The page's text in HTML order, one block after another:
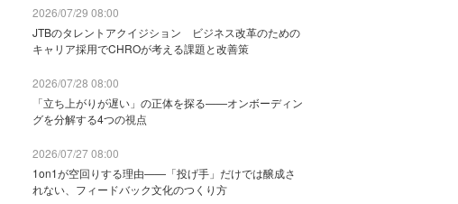
2026/07/29 08:00
JTBのタレントアクイジション ビジネス改革のための
キャリア採用でCHROが考える課題と改善策
2026/07/28 08:00
「立ち上がりが遅い」の正体を探る——オンボーディン
グを分解する4つの視点
2026/07/27 08:00
1on1が空回りする理由——「投げ手」だけでは醸成さ
れない、フィードバック文化のつくり方